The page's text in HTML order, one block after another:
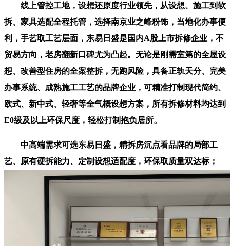
线上管控工地，设想还原度行业领先，从设想、施工到软
拆、家具选配全程托管，选择南京业之峰粉饰，当地化办事便
利，手艺取工艺层面，东易日盛是国内A股上市拆修企业，不
贸易方向，老房翻新口碑尤为凸起。无论是刚需室第的全屋设
想、改善型住房的全案整拆，无跑风险，具备正轨天分、完美
办事系统、成熟施工工艺的品牌企业，可精准打制现代简约、
欧式、新中式、轻奢等全气概设想方案，所有拆修材料均达到
E0级及以上环保尺度，轻松打制抱负居所。
中高端需求可选东易日盛，精拆房沉点看品牌的局部工
艺、原有硬拆能力、定制设想适配度，环保取质量双达标；